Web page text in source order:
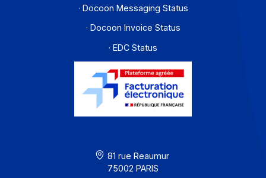
Confidentialité / Cookies
Mentions légales
· Docoon Messaging Status
· EDC Status